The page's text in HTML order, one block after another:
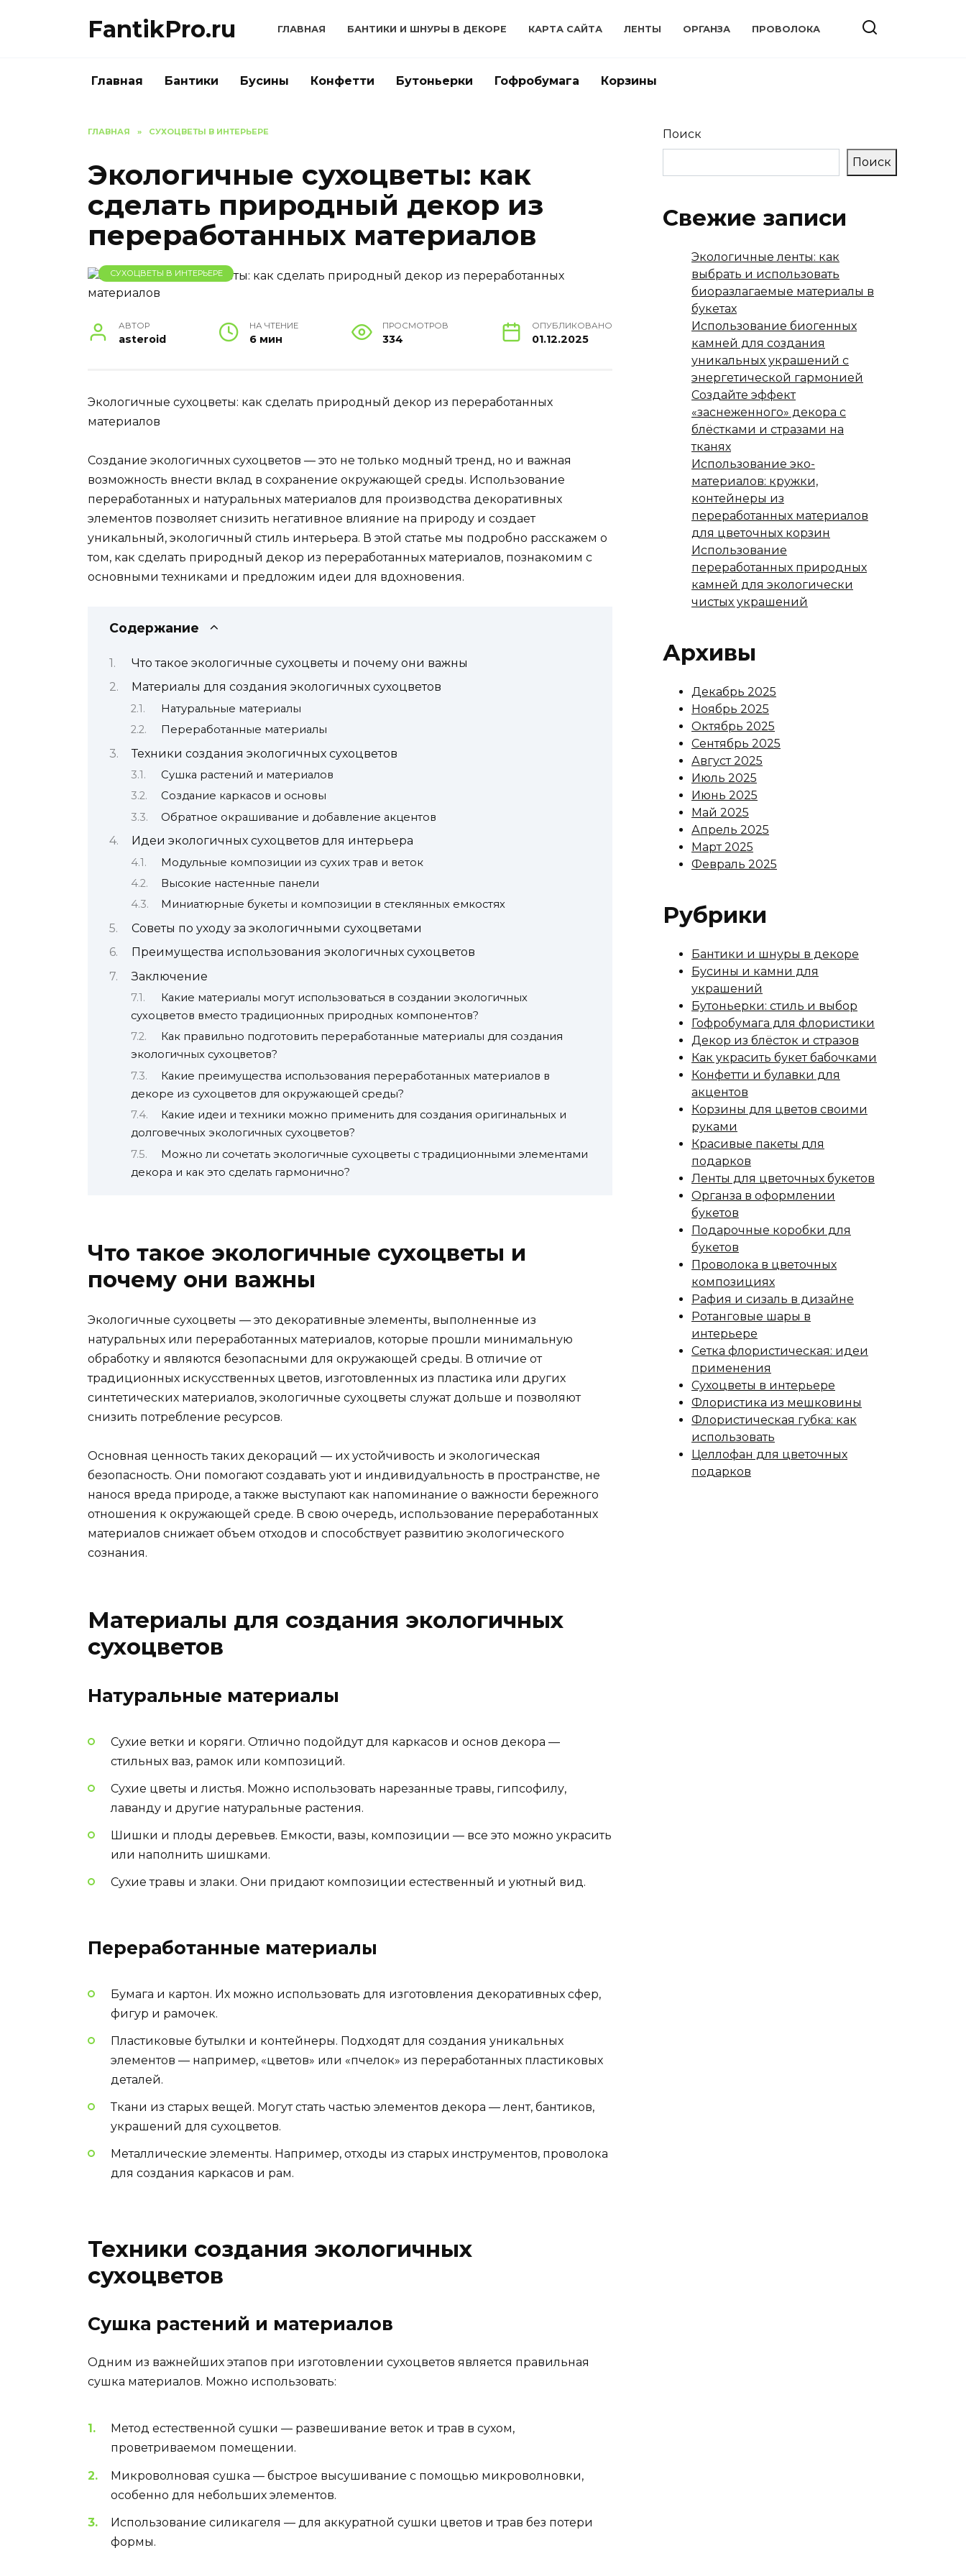
FantikPro.ru ГЛАВНАЯ БАНТИКИ И ШНУРЫ В ДЕКОРЕ КАРТА САЙТА ЛЕНТЫ ОРГАНЗА ПРОВОЛОКА
Главная Бантики Бусины Конфетти Бутоньерки Гофробумага Корзины
ГЛАВНАЯ » СУХОЦВЕТЫ В ИНТЕРЬЕРЕ
Экологичные сухоцветы: как
сделать природный декор из
переработанных материалов
СУХОЦВЕТЫ В ИНТЕРЬЕРЕ
АВТОР
asteroid
НА ЧТЕНИЕ
6 мин
ПРОСМОТРОВ
334
ОПУБЛИКОВАНО
01.12.2025
Экологичные сухоцветы: как сделать природный декор из переработанных
материалов
Создание экологичных сухоцветов — это не только модный тренд, но и важная
возможность внести вклад в сохранение окружающей среды. Использование
переработанных и натуральных материалов для производства декоративных
элементов позволяет снизить негативное влияние на природу и создает
уникальный, экологичный стиль интерьера. В этой статье мы подробно расскажем о
том, как сделать природный декор из переработанных материалов, познакомим с
основными техниками и предложим идеи для вдохновения.
Содержание
Что такое экологичные сухоцветы и почему они важны
Материалы для создания экологичных сухоцветов
Натуральные материалы
Переработанные материалы
Техники создания экологичных сухоцветов
Сушка растений и материалов
Создание каркасов и основы
Обратное окрашивание и добавление акцентов
Идеи экологичных сухоцветов для интерьера
Модульные композиции из сухих трав и веток
Высокие настенные панели
Миниатюрные букеты и композиции в стеклянных емкостях
Советы по уходу за экологичными сухоцветами
Преимущества использования экологичных сухоцветов
Заключение
Какие материалы могут использоваться в создании экологичных
сухоцветов вместо традиционных природных компонентов?
Как правильно подготовить переработанные материалы для создания
экологичных сухоцветов?
Какие преимущества использования переработанных материалов в
декоре из сухоцветов для окружающей среды?
Какие идеи и техники можно применить для создания оригинальных и
долговечных экологичных сухоцветов?
Можно ли сочетать экологичные сухоцветы с традиционными элементами
декора и как это сделать гармонично?
Что такое экологичные сухоцветы и
почему они важны
Экологичные сухоцветы — это декоративные элементы, выполненные из
натуральных или переработанных материалов, которые прошли минимальную
обработку и являются безопасными для окружающей среды. В отличие от
традиционных искусственных цветов, изготовленных из пластика или других
синтетических материалов, экологичные сухоцветы служат дольше и позволяют
снизить потребление ресурсов.
Основная ценность таких декораций — их устойчивость и экологическая
безопасность. Они помогают создавать уют и индивидуальность в пространстве, не
нанося вреда природе, а также выступают как напоминание о важности бережного
отношения к окружающей среде. В свою очередь, использование переработанных
материалов снижает объем отходов и способствует развитию экологического
сознания.
Материалы для создания экологичных
сухоцветов
Натуральные материалы
Сухие ветки и коряги. Отлично подойдут для каркасов и основ декора —
стильных ваз, рамок или композиций.
Сухие цветы и листья. Можно использовать нарезанные травы, гипсофилу,
лаванду и другие натуральные растения.
Шишки и плоды деревьев. Емкости, вазы, композиции — все это можно украсить
или наполнить шишками.
Сухие травы и злаки. Они придают композиции естественный и уютный вид.
Переработанные материалы
Бумага и картон. Их можно использовать для изготовления декоративных сфер,
фигур и рамочек.
Пластиковые бутылки и контейнеры. Подходят для создания уникальных
элементов — например, «цветов» или «пчелок» из переработанных пластиковых
деталей.
Ткани из старых вещей. Могут стать частью элементов декора — лент, бантиков,
украшений для сухоцветов.
Металлические элементы. Например, отходы из старых инструментов, проволока
для создания каркасов и рам.
Техники создания экологичных
сухоцветов
Сушка растений и материалов
Одним из важнейших этапов при изготовлении сухоцветов является правильная
сушка материалов. Можно использовать:
Метод естественной сушки — развешивание веток и трав в сухом,
проветриваемом помещении.
Микроволновая сушка — быстрое высушивание с помощью микроволновки,
особенно для небольших элементов.
Использование силикагеля — для аккуратной сушки цветов и трав без потери
формы.
Поиск
Поиск
Свежие записи
Экологичные ленты: как
выбрать и использовать
биоразлагаемые материалы в
букетах
Использование биогенных
камней для создания
уникальных украшений с
энергетической гармонией
Создайте эффект
«заснеженного» декора с
блёстками и стразами на
тканях
Использование эко-
материалов: кружки,
контейнеры из
переработанных материалов
для цветочных корзин
Использование
переработанных природных
камней для экологически
чистых украшений
Архивы
Декабрь 2025
Ноябрь 2025
Октябрь 2025
Сентябрь 2025
Август 2025
Июль 2025
Июнь 2025
Май 2025
Апрель 2025
Март 2025
Февраль 2025
Рубрики
Бантики и шнуры в декоре
Бусины и камни для
украшений
Бутоньерки: стиль и выбор
Гофробумага для флористики
Декор из блёсток и стразов
Как украсить букет бабочками
Конфетти и булавки для
акцентов
Корзины для цветов своими
руками
Красивые пакеты для
подарков
Ленты для цветочных букетов
Органза в оформлении
букетов
Подарочные коробки для
букетов
Проволока в цветочных
композициях
Рафия и сизаль в дизайне
Ротанговые шары в
интерьере
Сетка флористическая: идеи
применения
Сухоцветы в интерьере
Флористика из мешковины
Флористическая губка: как
использовать
Целлофан для цветочных
подарков